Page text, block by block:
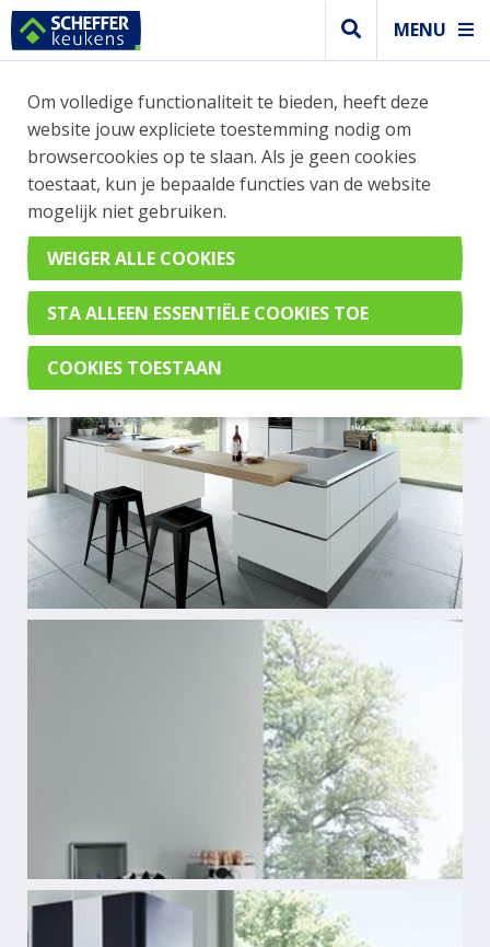
MENU
Greeploos keuken
GREEPLOZE WITTE KEUKEN
MET ZITGELEGENHEID
AV 2135GL Polarwit & AV 4030GL Wit
Om volledige functionaliteit te bieden, heeft deze
website jouw expliciete toestemming nodig om
browsercookies op te slaan. Als je geen cookies
toestaat, kun je bepaalde functies van de website
mogelijk niet gebruiken.